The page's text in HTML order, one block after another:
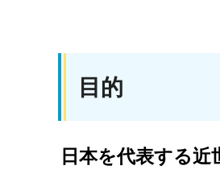
目的
日本を代表する